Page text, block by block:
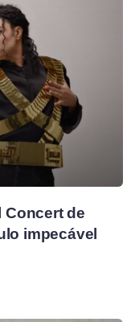
Concert de
impecável